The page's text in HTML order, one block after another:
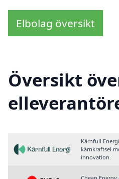
Elbolag översikt
Översikt
Kärnfull
kärnkraftsel
innovation.